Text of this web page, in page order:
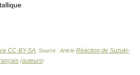
CC-BY-SA . Source : Article Réaction de Suzuki-
(auteurs)